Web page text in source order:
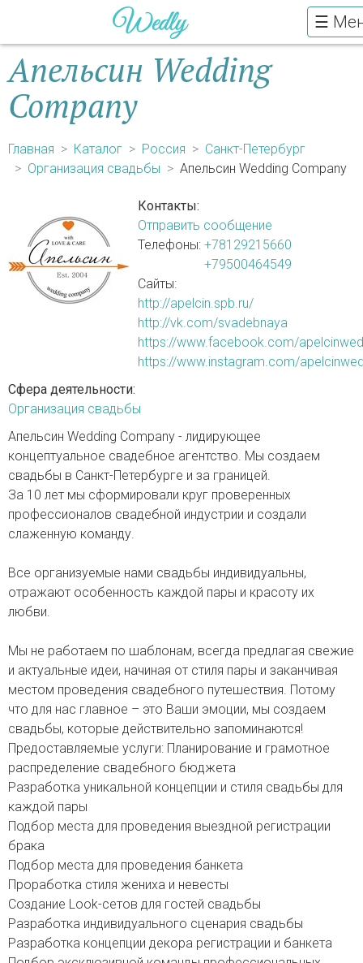
☰
Апельсин Wedding
Company
Главная Каталог Россия
Санкт-Петербург
Организация свадьбы
Апельсин Wedding Company
Контакты:
Отправить сообщение
Телефоны: +78129215660
+79500464549
Сайты:
http://apelcin.spb.ru/
http://vk.com/svadebnaya
https://www.facebook.com/
https://www.instagram.com/
Сфера деятельности:
Организация свадьбы
Апельсин Wedding Company - лидирующее
концептуальное свадебное агентство. Мы создаем
свадьбы в Санкт-Петербурге и за границей.
За 10 лет мы сформировали круг проверенных
профессионалов свадебной индустрии и создали
слаженную команду.
Все организуемые нами свадьбы индивидуальны,
отражают особенность каждой пары и красоту их
любви.
Мы не работаем по шаблонам, всегда предлагая свежие
и актуальные идеи, начиная от стиля пары и заканчивая
местом проведения свадебного путешествия. Потому
что для нас главное – это Ваши эмоции, мы создаем
свадьбы, которые действительно запоминаются!
Предоставляемые услуги: Планирование и грамотное
распределение свадебного бюджета
Разработка уникальной концепции и стиля свадьбы для
каждой пары
Подбор места для проведения выездной регистрации
брака
Подбор места для проведения банкета
Проработка стиля жениха и невесты
Создание Look-сетов для гостей свадьбы
Разработка индивидуального сценария свадьбы
Разработка концепции декора регистрации и банкета